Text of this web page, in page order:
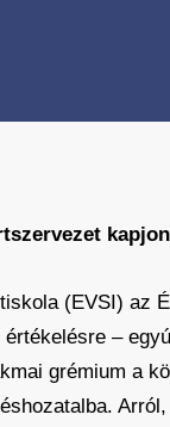
(EVSI) az
–
grémium a